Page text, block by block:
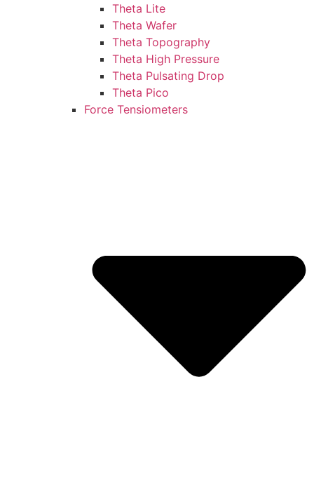
Theta Lite
Theta Wafer
Theta Topography
Theta High Pressure
Theta Pulsating Drop
Theta Pico
Force Tensiometers